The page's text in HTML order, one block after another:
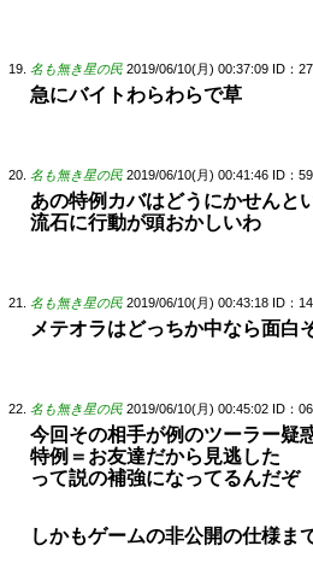
名も無き星の民 2019/06/10(月) 00:37:09 ID：
急にバイトわらわらで草
名も無き星の民 2019/06/10(月) 00:41:46 ID：
あの特例カバはどうにかせんと
流石に行動が頭おかしいわ
名も無き星の民 2019/06/10(月) 00:43:18 ID：
メテオラはどっちか中なら面白
名も無き星の民 2019/06/10(月) 00:45:02 ID：
今回その相手が例のツーラー疑
特例＝お友達だから見逃した
って説の補強になってるんだぞ
しかもゲームの非公開の仕様ま